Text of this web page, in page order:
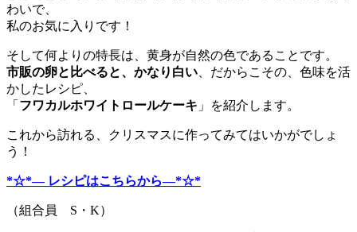
わいで、
私のお気に入りです！
そして何よりの特長は、黄身が自然の色であることです。
市販の卵と比べると、かなり白い 、だからこその、色味を活
かしたレシピ、
「 フワカルホワイトロールケーキ 」を紹介します。
これから訪れる、クリスマスに作ってみてはいかがでしょ
う！
*☆*― レシピはこちらから―*☆*
（組合員 S・K）